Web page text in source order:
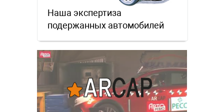
Наша экспертиза
подержанных автомобилей